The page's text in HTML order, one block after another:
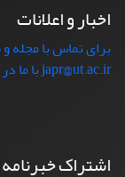
اخبار و اعلانات
برای تماس با مجله و
japr@ut.ac.ir با ما در ارتباط باشید.
اشتراک خبرنامه